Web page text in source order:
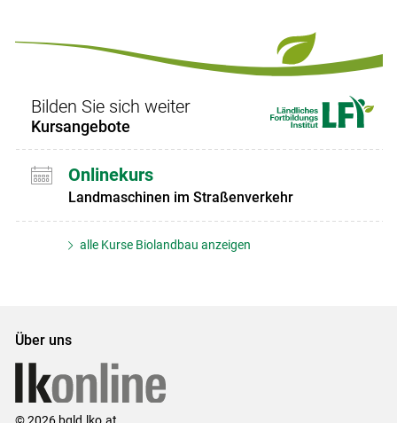
Bilden Sie sich weiter
Kursangebote
Onlinekurs
Landmaschinen im Straßenverkehr
alle Kurse Biolandbau anzeigen
Über uns